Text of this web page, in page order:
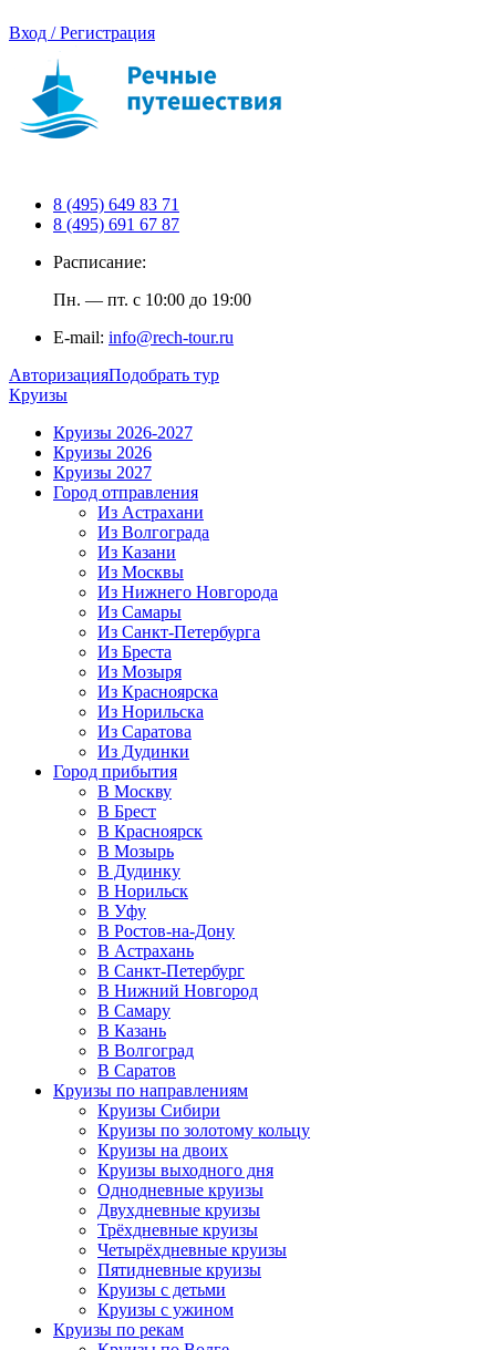
Вход / Регистрация
8 (495) 649 83 71
8 (495) 691 67 87
Расписание:
Пн. — пт. с 10:00 до 19:00
E-mail: info@rech-tour.ru
АвторизацияПодобрать тур
Круизы
Круизы 2026-2027
Круизы 2026
Круизы 2027
Город отправления
Из Астрахани
Из Волгограда
Из Казани
Из Москвы
Из Нижнего Новгорода
Из Самары
Из Санкт-Петербурга
Из Бреста
Из Мозыря
Из Красноярска
Из Норильска
Из Саратова
Из Дудинки
Город прибытия
В Москву
В Брест
В Красноярск
В Мозырь
В Дудинку
В Норильск
В Уфу
В Ростов-на-Дону
В Астрахань
В Санкт-Петербург
В Нижний Новгород
В Самару
В Казань
В Волгоград
В Саратов
Круизы по направлениям
Круизы Сибири
Круизы по золотому кольцу
Круизы на двоих
Круизы выходного дня
Однодневные круизы
Двухдневные круизы
Трёхдневные круизы
Четырёхдневные круизы
Пятидневные круизы
Круизы с детьми
Круизы с ужином
Круизы по рекам